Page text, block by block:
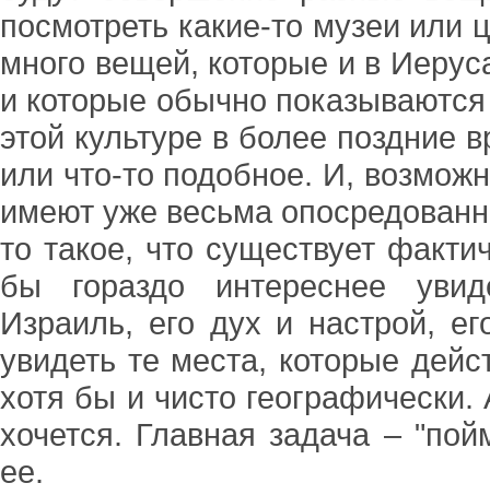
посмотреть какие-то музеи или
много вещей, которые и в
и которые обычно
этой культуре в более поздние
или что-то подобное. И,
имеют уже весьма
то такое, что существует
бы гораздо интереснее
Израиль, его дух и настрой,
увидеть те места, которые
хотя бы и чисто
хочется. Главная задача –
ее.